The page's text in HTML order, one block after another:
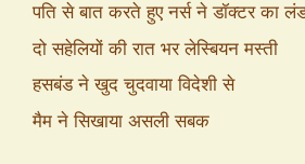
पति से बात करते हुए नर्स ने डॉक्टर का
दो सहेलियों की रात भर लेस्बियन मस्ती
हसबंड ने खुद चुदवाया विदेशी से
मैम ने सिखाया असली सबक